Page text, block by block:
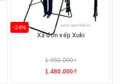
-24%
Xà đơn xếp Xuki
1.950.000₫
1.480.000₫